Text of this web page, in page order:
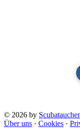
© 2026 by
Über uns · Cookies ·